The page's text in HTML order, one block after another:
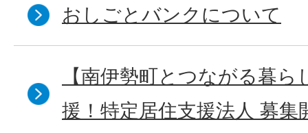
おしごとバンクについて
【南伊勢町とつながる暮
援！特定居住支援法人 募集